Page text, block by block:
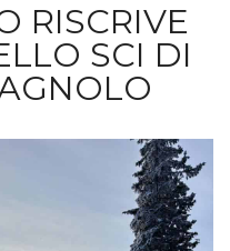
RISCRIVE
SCI DI